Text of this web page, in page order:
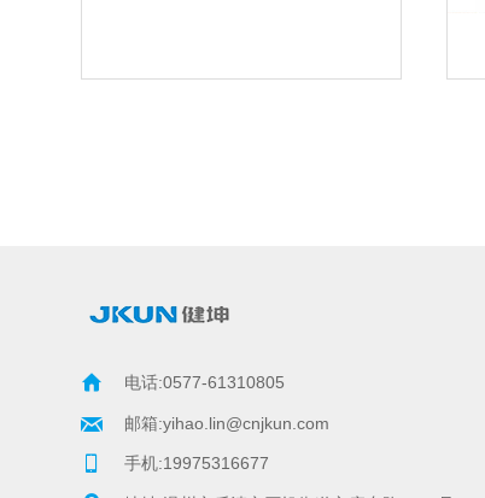
电话:0577-61310805
邮箱:yihao.lin@cnjkun.com
手机:19975316677